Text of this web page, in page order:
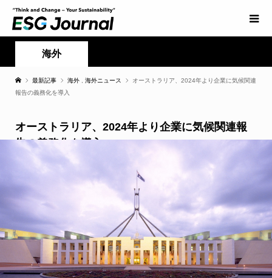
海外
最新記事 海外 海外ニュース
オーストラリア、2024年より企業に気候関連
報告の義務化を導入
オーストラリア、2024年より企業に気候関連報
告の義務化を導入